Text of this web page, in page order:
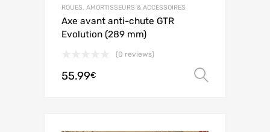
ROUES, AMORTISSEURS & ACCESSOIRES
Axe avant anti-chute GTR
Evolution (289 mm)
(0 reviews)
55.99€